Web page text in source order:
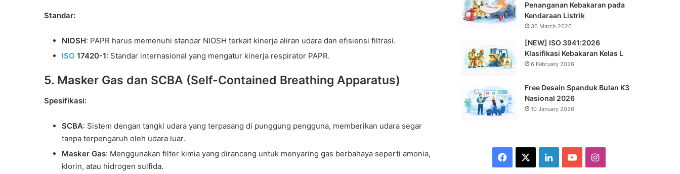
Standar:
NIOSH: PAPR harus memenuhi standar NIOSH terkait kinerja aliran udara dan efisiensi filtrasi.
ISO 17420-1: Standar internasional yang mengatur kinerja respirator PAPR.
5. Masker Gas dan SCBA (Self-Contained Breathing Apparatus)
Spesifikasi:
SCBA: Sistem dengan tangki udara yang terpasang di punggung pengguna, memberikan udara segar
tanpa terpengaruh oleh udara luar.
Masker Gas: Menggunakan filter kimia yang dirancang untuk menyaring gas berbahaya seperti amonia,
klorin, atau hidrogen sulfida.
Penanganan Kebakaran pada
Kendaraan Listrik
30 March 2026
[NEW] ISO 3941:2026
Klasifikasi Kebakaran Kelas L
6 February 2026
Free Desain Spanduk Bulan K3
Nasional 2026
10 January 2026
Facebook LinkedInYouTubeInstagram